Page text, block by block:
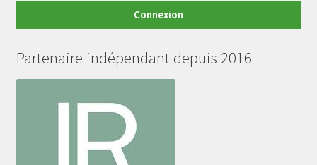
Connexion
Partenaire indépendant depuis 2016